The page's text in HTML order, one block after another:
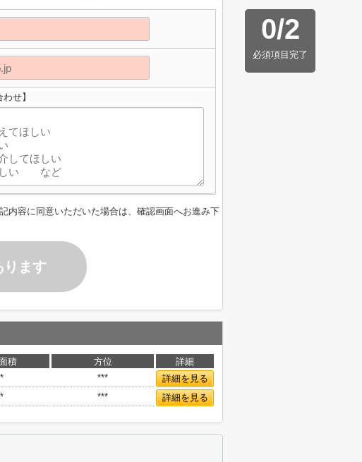
0/2
必須項目完了
せ】
内容に同意いただいた場合は、確認画面へお進み下
ります
積 方位
詳細
***
詳細を見る
*** 詳細を見る